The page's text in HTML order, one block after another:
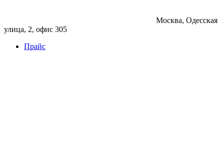
Москва, Одесская
улица, 2, офис 305
Прайс